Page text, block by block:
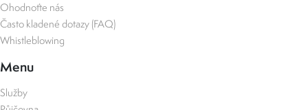
Ohodnoťte nás
Často kladené dotazy (FAQ)
Whistleblowing
Menu
Služby